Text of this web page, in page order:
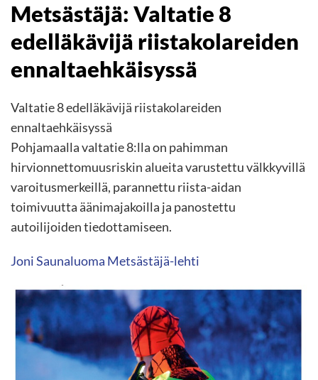
Metsästäjä: Valtatie 8
edelläkävijä riistakolareiden
ennaltaehkäisyssä
Valtatie 8 edelläkävijä riistakolareiden
ennaltaehkäisyssä
Pohjamaalla valtatie 8:lla on pahimman
hirvionnettomuusriskin alueita varustettu välkkyvillä
varoitusmerkeillä, parannettu riista-aidan
toimivuutta äänimajakoilla ja panostettu
autoilijoiden tiedottamiseen.
Joni Saunaluoma Metsästäjä-lehti